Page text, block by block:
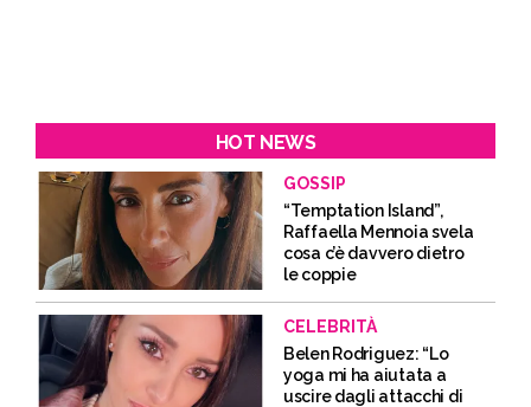
HOT NEWS
GOSSIP
“Temptation Island”,
Raffaella Mennoia svela
cosa c’è davvero dietro
le coppie
CELEBRITÀ
Belen Rodriguez: “Lo
yoga mi ha aiutata a
uscire dagli attacchi di